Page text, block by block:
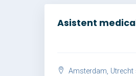
Asistent
Amsterdam, Utrecht